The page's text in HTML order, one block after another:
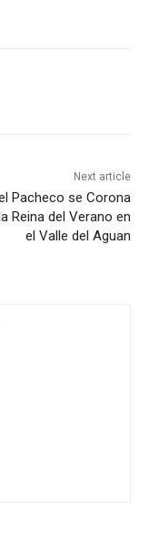
Next article
Pacheco se Corona
Reina del Verano en
el Valle del Aguan